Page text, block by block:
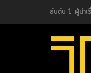
อันดับ 1 ผู้นำเรื่